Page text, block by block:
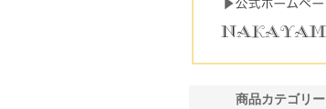
商品カテゴリー